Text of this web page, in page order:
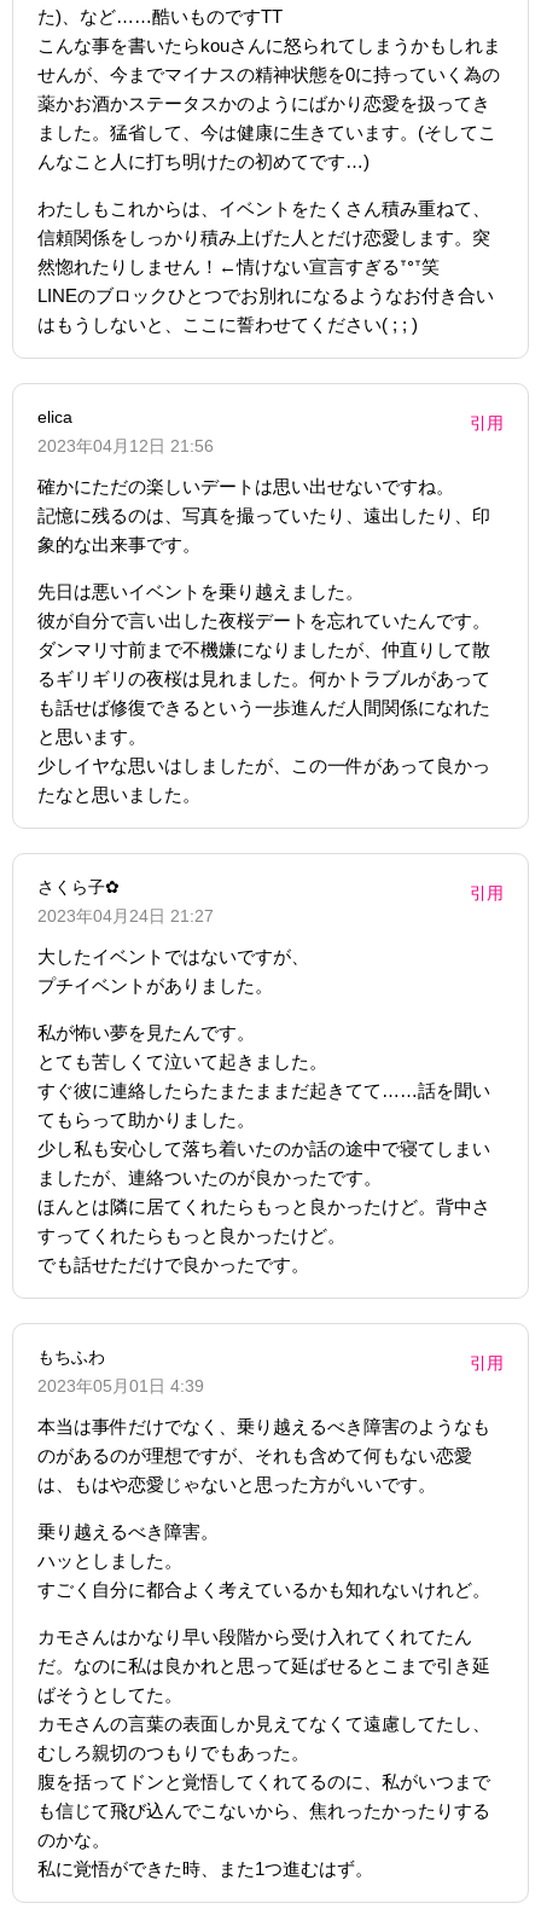
た)、など……酷いものですTT
こんな事を書いたらkouさんに怒られてしまうかもしれま
せんが、今までマイナスの精神状態を0に持っていく為の
薬かお酒かステータスかのようにばかり恋愛を扱ってき
ました。猛省して、今は健康に生きています。(そしてこ
んなこと人に打ち明けたの初めてです…)
わたしもこれからは、イベントをたくさん積み重ねて、
信頼関係をしっかり積み上げた人とだけ恋愛します。突
然惚れたりしません！←情けない宣言すぎるᐪᐤᐪ笑
LINEのブロックひとつでお別れになるようなお付き合い
はもうしないと、ここに誓わせてください‪( ; ; )‬
elica
2023年04月12日 21:56
引用
確かにただの楽しいデートは思い出せないですね。
記憶に残るのは、写真を撮っていたり、遠出したり、印
象的な出来事です。
先日は悪いイベントを乗り越えました。
彼が自分で言い出した夜桜デートを忘れていたんです。
ダンマリ寸前まで不機嫌になりましたが、仲直りして散
るギリギリの夜桜は見れました。何かトラブルがあって
も話せば修復できるという一歩進んだ人間関係になれた
と思います。
少しイヤな思いはしましたが、この一件があって良かっ
たなと思いました。
さくら子✿
2023年04月24日 21:27
引用
大したイベントではないですが、
プチイベントがありました。
私が怖い夢を見たんです。
とても苦しくて泣いて起きました。
すぐ彼に連絡したらたまたままだ起きてて……話を聞い
てもらって助かりました。
少し私も安心して落ち着いたのか話の途中で寝てしまい
ましたが、連絡ついたのが良かったです。
ほんとは隣に居てくれたらもっと良かったけど。背中さ
すってくれたらもっと良かったけど。
でも話せただけで良かったです。
もちふわ
2023年05月01日 4:39
引用
本当は事件だけでなく、乗り越えるべき障害のようなも
のがあるのが理想ですが、それも含めて何もない恋愛
は、もはや恋愛じゃないと思った方がいいです。
乗り越えるべき障害。
ハッとしました。
すごく自分に都合よく考えているかも知れないけれど。
カモさんはかなり早い段階から受け入れてくれてたん
だ。なのに私は良かれと思って延ばせるとこまで引き延
ばそうとしてた。
カモさんの言葉の表面しか見えてなくて遠慮してたし、
むしろ親切のつもりでもあった。
腹を括ってドンと覚悟してくれてるのに、私がいつまで
も信じて飛び込んでこないから、焦れったかったりする
のかな。
私に覚悟ができた時、また1つ進むはず。